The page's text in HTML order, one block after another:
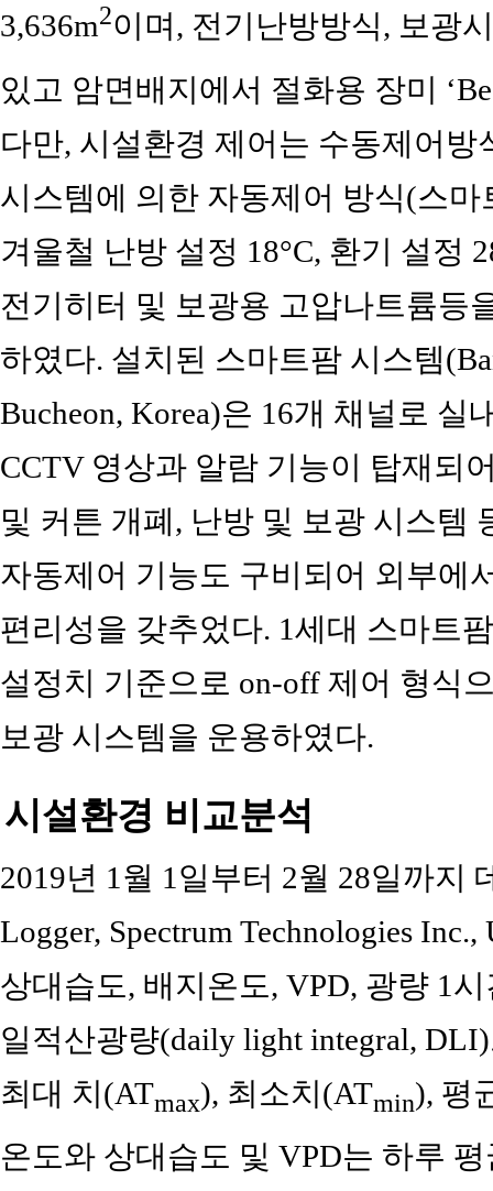
3,636m2이며, 전기난방방식, 보광
있고 암면배지에서 절화용 장미
다만, 시설환경 제어는 수동제어
시스템에 의한 자동제어 방식(스
겨울철 난방 설정 18°C, 환기 설정
전기히터 및 보광용 고압나트륨등
하였다. 설치된 스마트팜 시스템
Bucheon, Korea)은 16개 채널로
CCTV 영상과 알람 기능이 탑재되
및 커튼 개폐, 난방 및 보광 시스템
자동제어 기능도 구비되어 외부에
편리성을 갖추었다. 1세대 스마트
설정치 기준으로 on-off 제어 형식
보광 시스템을 운용하였다.
시설환경 비교분석
2019년 1월 1일부터 2월 28일까지
Logger, Spectrum Technologies
상대습도, 배지온도, VPD, 광량 1
일적산광량(daily light integral,
최대 치(ATmax), 최소치(ATmin), 평
온도와 상대습도 및 VPD는 하루